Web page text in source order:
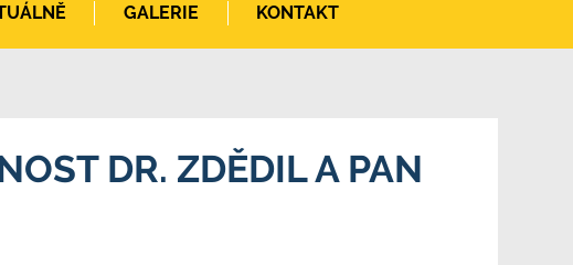
GALERIE KONTAKT
DR. ZDĚDIL A PAN